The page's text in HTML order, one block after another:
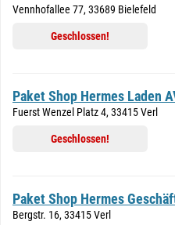
Vennhofallee 77, 33689 Bielefeld
Geschlossen!
Paket Shop Hermes Laden
Fuerst Wenzel Platz 4, 33415 Verl
Geschlossen!
Paket Shop Hermes
Bergstr. 16, 33415 Verl